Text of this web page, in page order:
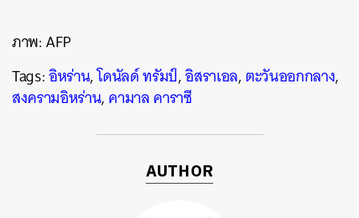
ภาพ: AFP
Tags:อิหร่าน,โดนัลด์ ทรัมป์,อิสราเอล,ตะวันออกกลาง,
สงครามอิหร่าน,คามาล คาราซี
AUTHOR